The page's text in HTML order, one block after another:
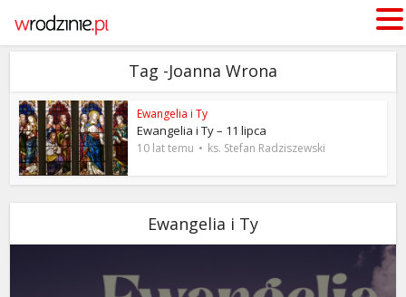
Tag -Joanna Wrona
Ewangelia i Ty
Ewangelia i Ty – 11 lipca
10 lat temu ks. Stefan Radziszewski
Ewangelia i Ty